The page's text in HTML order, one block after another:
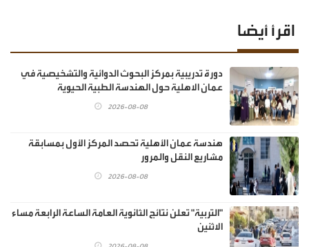
اقرأ أيضا
دورة تدريبية بمركز البحوث الدوائية والتشخيصية في
عمان الاهلية حول الهندسة الطبية الحيوية
2026-08-08
هندسة عمان الأهلية تحصد المركز الأول بمسابقة
مشاريع النقل والمرور
2026-08-08
"التربية" تعلن نتائج الثانوية العامة الساعة الرابعة مساء
الاثنين